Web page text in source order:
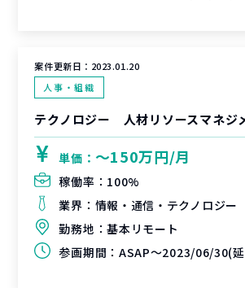
案件更新日： 2023.01.20
人事・組織
単価： 〜150万円/月
稼働率： 100%
業界： 情報・通信・テクノロジー
勤務地：基本リモート
参画期間： ASAP～2023/06/30(延長可能性あり)